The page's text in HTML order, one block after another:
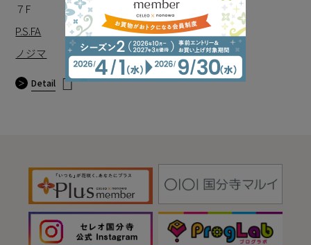
７F
P.S.FA
ノジマ
Detail